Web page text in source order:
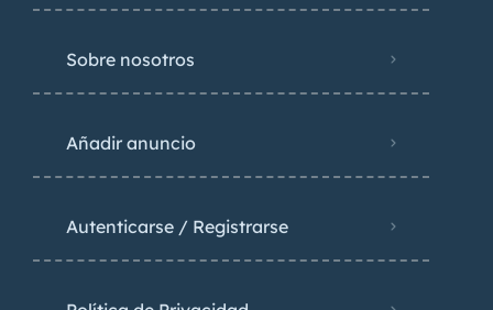
Sobre nosotros
Añadir anuncio
Autenticarse / Registrarse